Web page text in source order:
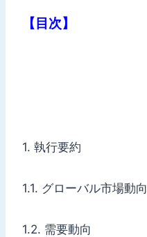
【目次】
1. 執行要約
1.1. グローバル市場動向
1.2. 需要動向